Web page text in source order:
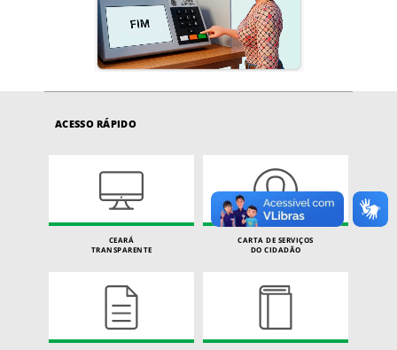
ACESSO RÁPIDO
CEARÁ
TRANSPARENTE
CARTA DE SERVIÇOS
DO CIDADÃO